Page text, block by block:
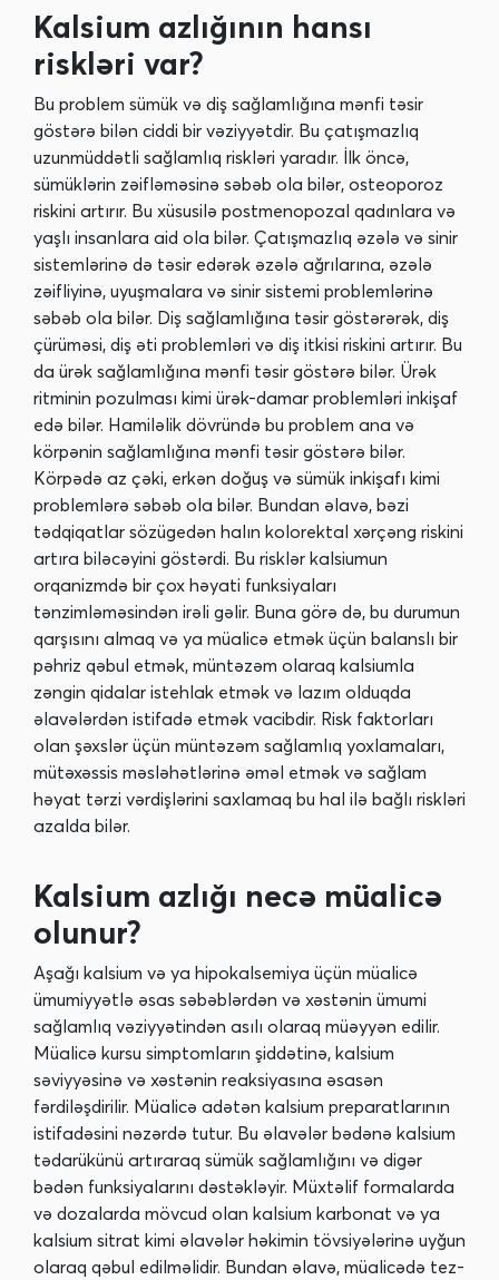
Kalsium azlığının hansı
riskləri var?
Bu problem sümük və diş sağlamlığına mənfi təsir
göstərə bilən ciddi bir vəziyyətdir. Bu çatışmazlıq
uzunmüddətli sağlamlıq riskləri yaradır. İlk öncə,
sümüklərin zəifləməsinə səbəb ola bilər, osteoporoz
riskini artırır. Bu xüsusilə postmenopozal qadınlara və
yaşlı insanlara aid ola bilər. Çatışmazlıq əzələ və sinir
sistemlərinə də təsir edərək əzələ ağrılarına, əzələ
zəifliyinə, uyuşmalara və sinir sistemi problemlərinə
səbəb ola bilər. Diş sağlamlığına təsir göstərərək, diş
çürüməsi, diş əti problemləri və diş itkisi riskini artırır. Bu
da ürək sağlamlığına mənfi təsir göstərə bilər. Ürək
ritminin pozulması kimi ürək-damar problemləri inkişaf
edə bilər. Hamiləlik dövründə bu problem ana və
körpənin sağlamlığına mənfi təsir göstərə bilər.
Körpədə az çəki, erkən doğuş və sümük inkişafı kimi
problemlərə səbəb ola bilər. Bundan əlavə, bəzi
tədqiqatlar sözügedən halın kolorektal xərçəng riskini
artıra biləcəyini göstərdi. Bu risklər kalsiumun
orqanizmdə bir çox həyati funksiyaları
tənzimləməsindən irəli gəlir. Buna görə də, bu durumun
qarşısını almaq və ya müalicə etmək üçün balanslı bir
pəhriz qəbul etmək, müntəzəm olaraq kalsiumla
zəngin qidalar istehlak etmək və lazım olduqda
əlavələrdən istifadə etmək vacibdir. Risk faktorları
olan şəxslər üçün müntəzəm sağlamlıq yoxlamaları,
mütəxəssis məsləhətlərinə əməl etmək və sağlam
həyat tərzi vərdişlərini saxlamaq bu hal ilə bağlı riskləri
azalda bilər.
Kalsium azlığı necə müalicə
olunur?
Aşağı kalsium və ya hipokalsemiya üçün müalicə
ümumiyyətlə əsas səbəblərdən və xəstənin ümumi
sağlamlıq vəziyyətindən asılı olaraq müəyyən edilir.
Müalicə kursu simptomların şiddətinə, kalsium
səviyyəsinə və xəstənin reaksiyasına əsasən
fərdiləşdirilir. Müalicə adətən kalsium preparatlarının
istifadəsini nəzərdə tutur. Bu əlavələr bədənə kalsium
tədarükünü artıraraq sümük sağlamlığını və digər
bədən funksiyalarını dəstəkləyir. Müxtəlif formalarda
və dozalarda mövcud olan kalsium karbonat və ya
kalsium sitrat kimi əlavələr həkimin tövsiyələrinə uyğun
olaraq qəbul edilməlidir. Bundan əlavə, müalicədə tez-